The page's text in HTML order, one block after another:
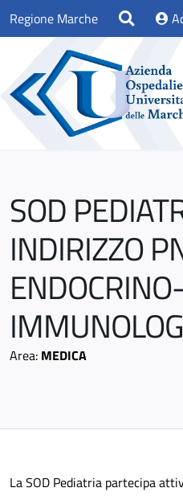
Regione Marche
SOD
INDIRIZZO
Area: MEDICA
La SOD Pediatria partecipa